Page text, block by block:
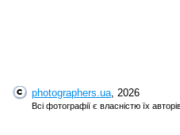
photographers.ua, 2026
Всі фотографії є власністю їх